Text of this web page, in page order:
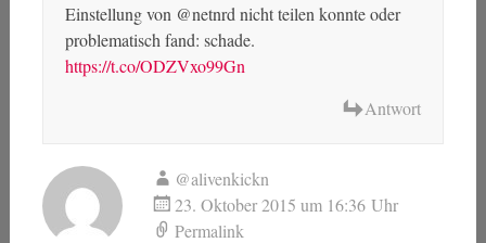
Einstellung von @netnrd nicht teilen konnte oder
problematisch fand: schade.
https://t.co/ODZVxo99Gn
Antwort
@alivenkickn
23. Oktober 2015 um 16:36 Uhr
Permalink